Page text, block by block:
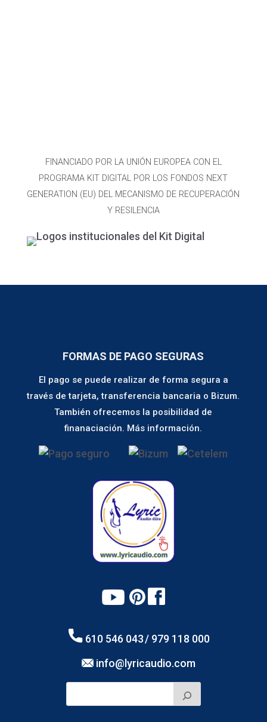
FINANCIADO POR LA UNIÓN EUROPEA CON EL
PROGRAMA KIT DIGITAL POR LOS FONDOS NEXT
GENERATION (EU) DEL MECANISMO DE RECUPERACIÓN
Y RESILENCIA
FORMAS DE PAGO SEGURAS
El pago se puede realizar de forma segura a
través de tarjeta, transferencia bancaria o Bizum.
También ofrecemos la posibilidad de
finanaciación. Más información.
610 546 043/ 979 118 000
info@lyricaudio.com